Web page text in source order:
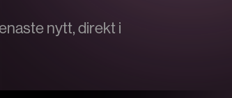
nytt, direkt i